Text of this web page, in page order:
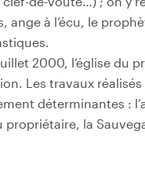
ange à l’écu, le
2000, l’église du
Les travaux
déterminantes :
la